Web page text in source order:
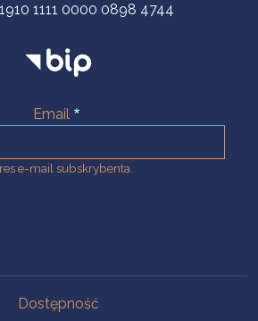
1111 0000 0898 4744
Email
e-mail subskrybenta.
Dostępność